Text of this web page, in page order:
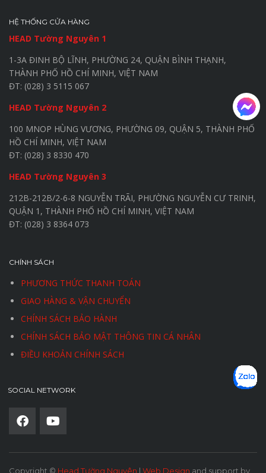
HỆ THỐNG CỬA HÀNG
HEAD Tường Nguyên 1
1-3A ĐINH BỘ LĨNH, PHƯỜNG 24, QUẬN BÌNH THẠNH,
THÀNH PHỐ HỒ CHÍ MINH, VIỆT NAM
ĐT: (028) 3 5115 067
HEAD Tường Nguyên 2
100 MNOP HÙNG VƯƠNG, PHƯỜNG 09, QUẬN 5, THÀNH PHỐ
HỒ CHÍ MINH, VIỆT NAM
ĐT: (028) 3 8330 470
HEAD Tường Nguyên 3
212B-212B/2-6-8 NGUYỄN TRÃI, PHƯỜNG NGUYỄN CƯ TRINH,
QUẬN 1, THÀNH PHỐ HỒ CHÍ MINH, VIỆT NAM
ĐT: (028) 3 8364 073
CHÍNH SÁCH
PHƯƠNG THỨC THANH TOÁN
GIAO HÀNG & VẬN CHUYỂN
CHÍNH SÁCH BẢO HÀNH
CHÍNH SÁCH BẢO MẬT THÔNG TIN CÁ NHÂN
ĐIỀU KHOẢN CHÍNH SÁCH
SOCIAL NETWORK
Copyright © Head Tường Nguyên | Web Design and support by